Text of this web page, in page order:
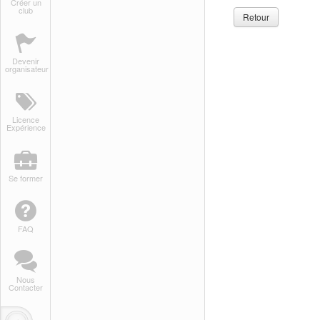
club
Devenir
organisateur
Licence
Expérience
Se former
FAQ
Nous
Contacter
Retour